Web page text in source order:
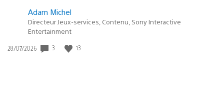
Adam Michel
Directeur Jeux-services, Contenu, Sony Interactive
Entertainment
Date
28/07/2026 3 13